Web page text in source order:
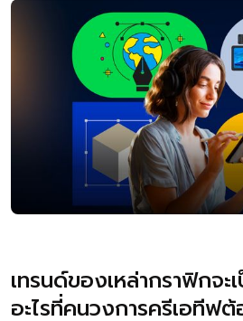
เทรนด์ของเหล่ากราฟิกจะ
อะไรที่คนวงการครีเอทีฟ